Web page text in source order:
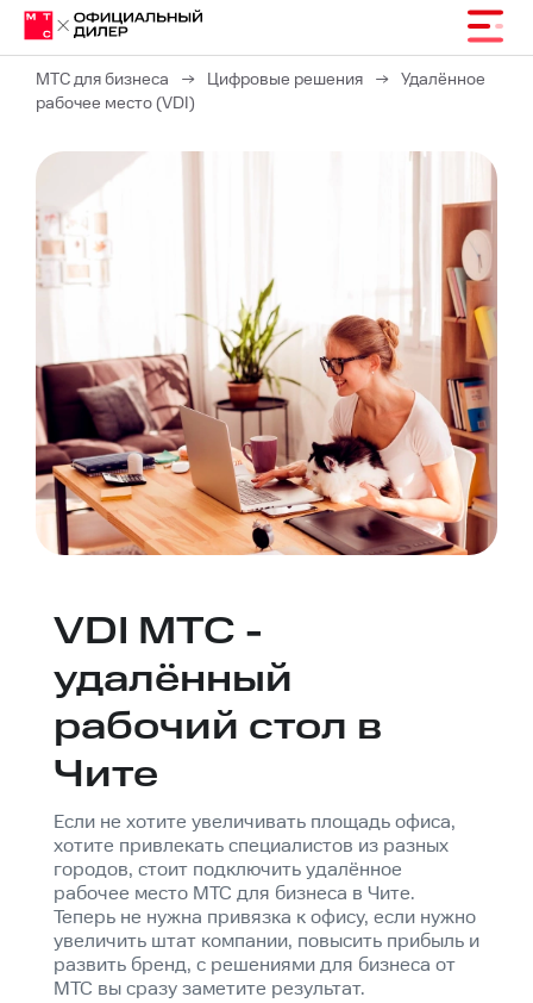
МТС для бизнеса → Цифровые решения →
Удалённое
рабочее место (VDI)
VDI МТС -
удалённый
рабочий стол в
Чите
Если не хотите увеличивать площадь офиса,
хотите привлекать специалистов из разных
городов, стоит подключить удалённое
рабочее место МТС для бизнеса в Чите.
Теперь не нужна привязка к офису, если нужно
увеличить штат компании, повысить прибыль и
развить бренд, с решениями для бизнеса от
МТС вы сразу заметите результат.